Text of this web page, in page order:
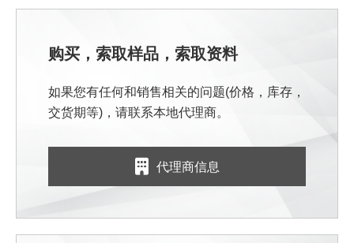
购买，索取样品，索取资料
如果您有任何和销售相关的问题(价格，库存，
交货期等)，请联系本地代理商。
代理商信息